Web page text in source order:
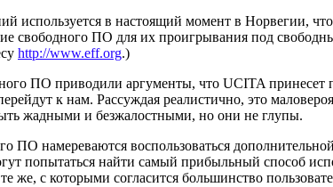
используется в настоящий момент в Норвегии,
свободного ПО для их проигрывания под
http://www.eff.org.)
ПО приводили аргументы, что UCITA
к нам. Рассуждая реалистично, это
жадными и безжалостными, но они не глупы.
ПО намереваются воспользоваться
попытаться найти самый прибыльный способ
же, с которыми согласится большинство